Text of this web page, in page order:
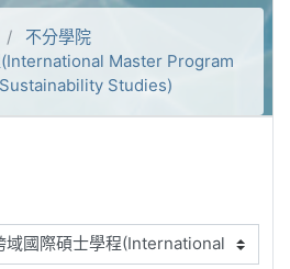
不分學院
(International Master Program
Studies)